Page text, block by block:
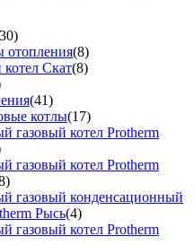
отопления(8)
Скат(8)
(41)
котлы(17)
газовый котел Protherm
газовый котел Protherm
газовый конденсационный
Рысь(4)
газовый котел Protherm